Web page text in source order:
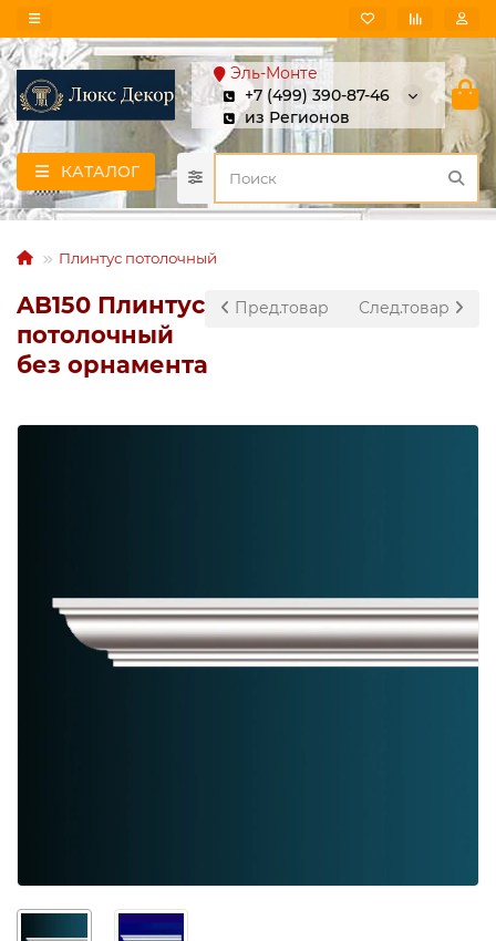
Эль-Монте
+7 (499) 390-87-46
из Регионов
КАТАЛОГ
Плинтус потолочный
Пред.товар След.товар
AB150 Плинтус
потолочный
без орнамента